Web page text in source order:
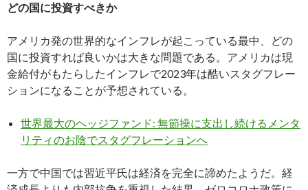
どの国に投資すべきか
アメリカ発の世界的なインフレが起こっている最中、どの
国に投資すれば良いかは大きな問題である。アメリカは現
金給付がもたらしたインフレで2023年は酷いスタグフレー
ションになることが予想されている。
世界最大のヘッジファンド: 無節操に支出し続けるメンタ
リティのお陰でスタグフレーションへ
一方で中国では習近平氏は経済を完全に諦めたようだ。経